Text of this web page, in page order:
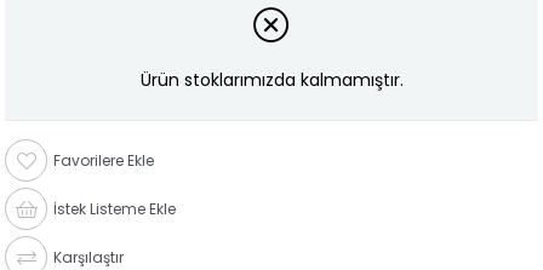
Ürün stoklarımızda kalmamıştır.
Favorilere Ekle
İstek Listeme Ekle
Karşılaştır